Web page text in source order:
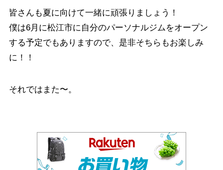
皆さんも夏に向けて一緒に頑張りましょう！
僕は6月に松江市に自分のパーソナルジムをオープン
する予定でもありますので、是非そちらもお楽しみ
に！！
それではまた〜。